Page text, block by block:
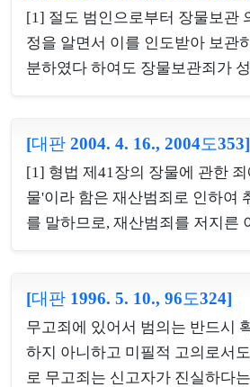
같다고 보기 때문인바, 이와 같은
지, 강도죄와의 균형 등을 종합적
준강도죄의 기수 여부는 절도행
는 외에 절취행위가 미수에 그친
도죄의 미수범이라고 보아 강도
의 균형을 유지함이 상당하다. [
준강도죄는 그 ...
[1] 절도 범인으로부터 장물보관
정을 알면서 이를 인도받아 보관
분하였다 하여도 장물보관죄가
도로 횡령죄가 성립하지 않는다.
과실로 장물을 보관하고 있다가
상과실장물보관죄의 가벌적 평
횡령죄를 구성하지 않는다고 한
[대판 2004. 4. 16., 2004도353]
[1] 형법 제41장의 장물에 관한
물'이라 함은 재산범죄로 인하여
를 말하므로, 재산범죄를 저지른
이 되지 않는다 할지라도 그 사후
한 물건은 재산범죄로 인하여 취
물이 될 수 있다. [2] 컴퓨터등사
예금채권을 취득한 다음 자기의
[대판 1996. 5. 10., 96도324]
무고죄에 있어서 범의는 반드시
하지 아니하고 미필적 고의로서
로 무고죄는 신고자가 진실하다